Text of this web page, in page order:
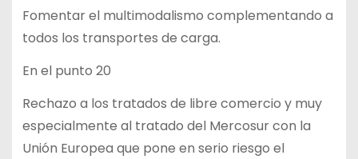
Fomentar el multimodalismo complementando a
todos los transportes de carga.
En el punto 20
Rechazo a los tratados de libre comercio y muy
especialmente al tratado del Mercosur con la
Unión Europea que pone en serio riesgo el